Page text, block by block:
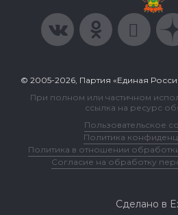
© 2005-2026, Партия «Единая
При полном или частичном
ссылка на ресурс
Пользовательское
Политика
Политика в отношении
Согласие на обработку
Сделано в